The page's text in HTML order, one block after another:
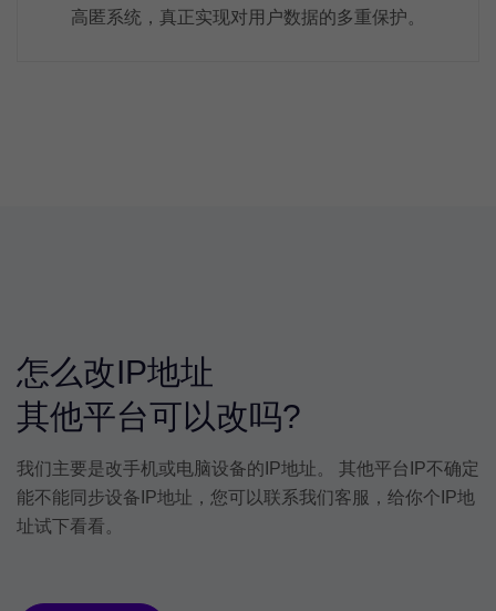
高匿系统，真正实现对用户数据的多重保护。
怎么改IP地址
其他平台可以改吗?
我们主要是改手机或电脑设备的IP地址。 其他平台IP不确定
能不能同步设备IP地址，您可以联系我们客服，给你个IP地
址试下看看。